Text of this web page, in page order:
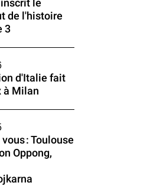
le
de l'histoire
3
d'Italie fait
à Milan
: Toulouse
Oppong,